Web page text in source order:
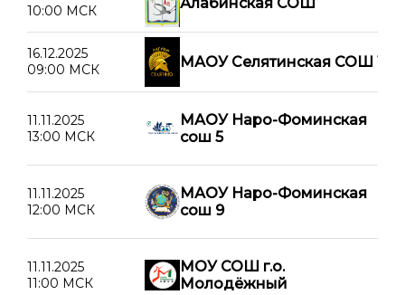
10:00 МСК
16.12.2025
09:00 МСК
МАОУ Селятинская СОШ 1
11.11.2025
13:00 МСК
МАОУ Наро-Фоминская
сош 5
11.11.2025
12:00 МСК
МАОУ Наро-Фоминская
сош 9
11.11.2025
11:00 МСК
МОУ СОШ г.о.
Молодёжный